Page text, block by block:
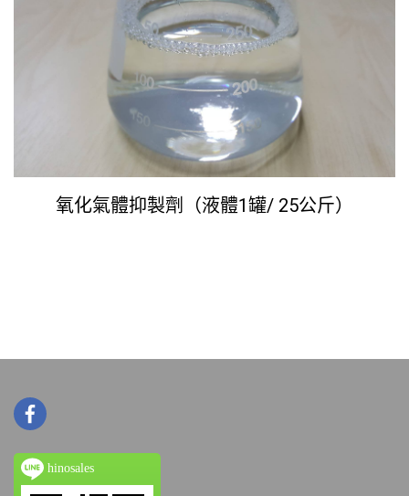
氧化氣體抑製劑（液體1罐/ 25公斤）
hinosales